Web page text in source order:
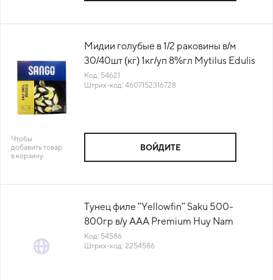
Мидии голубые в 1/2 раковины в/м
30/40шт (кг) 1кг/уп 8%гл Mytilus Edulis
Китай (ПУ) (КОД 54621) (-18°С)
Код: 54621
Штрих-код: 4607152316728
Чтобы
добавить товар
в корзину
ВОЙДИТЕ
Тунец филе "Yellowfin" Saku 500-
800гр в/у AAA Premium Huy Nam
Seafoods DL344 Вьетнам (GS) (КОД
54586) (-18°С)
Код: 54586
Штрих-код: 2254586